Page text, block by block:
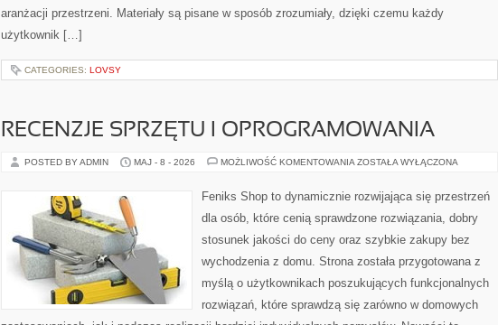
aranżacji przestrzeni. Materiały są pisane w sposób zrozumiały, dzięki czemu każdy
użytkownik […]
CATEGORIES: LOVSY
RECENZJE SPRZĘTU I OPROGRAMOWANIA
POSTED BY ADMIN MAJ - 8 - 2026 MOŻLIWOŚĆ KOMENTOWANIA RECENZJE
OPROGRAMOWANIA
ZOSTAŁA WYŁĄCZONA
Feniks Shop to dynamicznie rozwijająca się przestrzeń
dla osób, które cenią sprawdzone rozwiązania, dobry
stosunek jakości do ceny oraz szybkie zakupy bez
wychodzenia z domu. Strona została przygotowana z
myślą o użytkownikach poszukujących funkcjonalnych
rozwiązań, które sprawdzą się zarówno w domowych